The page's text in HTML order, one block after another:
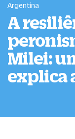
Argentina
A
Milei:
explica